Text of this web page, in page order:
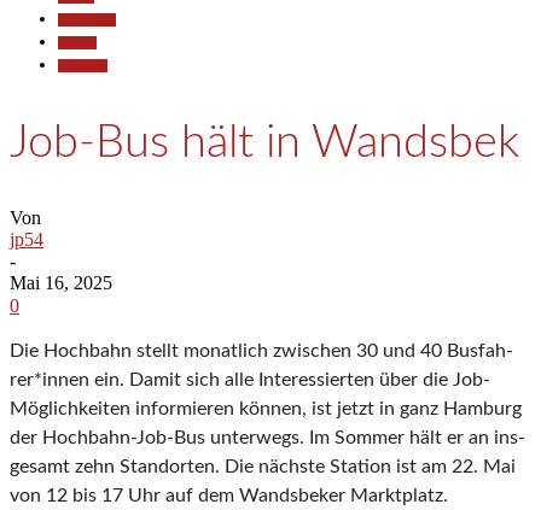
Job-Bus hält in Wandsbek
Von
jp54
-
Mai 16, 2025
0
Die Hoch­bahn stellt mo­nat­lich zwi­schen 30 und 40 Bus­fah­
rer*in­nen ein. Da­mit sich al­le In­te­res­sier­ten über die Job-
Mög­lich­kei­ten in­for­mie­ren kön­nen, ist jetzt in ganz Ham­burg
der Hoch­bahn-Job-Bus un­ter­wegs. Im Som­mer hält er an ins­
ge­samt zehn Stand­or­ten. Die nächs­te Sta­ti­on ist am 22. Mai
von 12 bis 17 Uhr auf dem Wands­be­ker Markt­platz.